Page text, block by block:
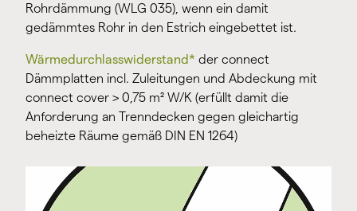
Rohrdämmung (WLG 035), wenn ein damit
gedämmtes Rohr in den Estrich eingebettet ist.
Wärmedurchlasswiderstand* der connect
Dämmplatten incl. Zuleitungen und Abdeckung mit
connect cover > 0,75 m² W/K (erfüllt damit die
Anforderung an Trenndecken gegen gleichartig
beheizte Räume gemäß DIN EN 1264)